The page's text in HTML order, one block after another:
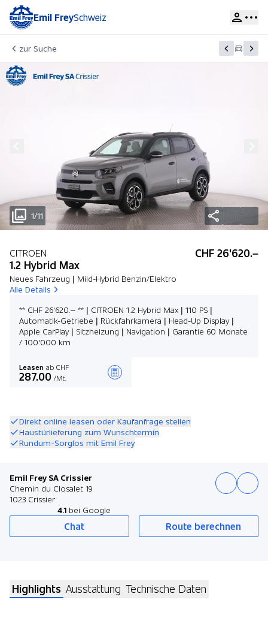
Emil FreySchweiz
zur Suche
1/11
CITROEN
1.2 Hybrid Max
Neues Fahrzeug | Mild-Hybrid Benzin/Elektro
Alle Details
CHF 26'620.–
** CHF 26'620.– ** | CITROEN 1.2 Hybrid Max | 110 PS |
Automatik-Getriebe | Rückfahrkamera | Head-Up Display |
Apple CarPlay | Sitzheizung | Navigation | Garantie 60 Monate
/ 100'000 km
Leasen ab CHF
287.00 /Mt.
Direkt online leasen oder Kaufanfrage stellen
Haustürlieferung zum Wunschtermin
Rundum-Sorglos mit Emil Frey
Emil Frey SA Crissier
Chemin du Closalet 19
1023 Crissier
4.1 bei Google
Chat Route berechnen
Highlights Ausstattung Technische Daten